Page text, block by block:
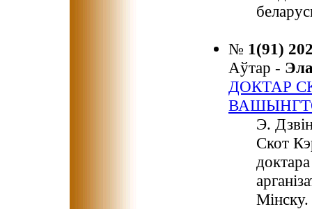
№ 1(91)
Аўтар -
ДОКТАР
Э.
Скот
Мінску.